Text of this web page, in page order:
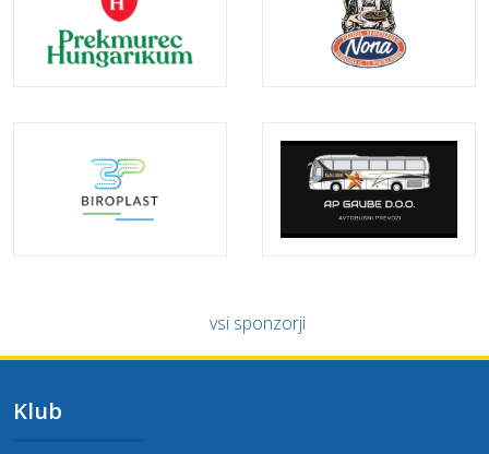
vsi sponzorji
Klub